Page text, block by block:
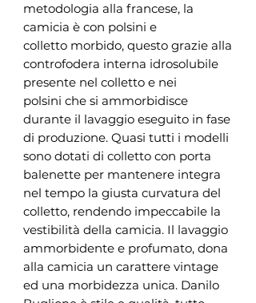
metodologia alla francese, la
camicia è con polsini e
colletto morbido, questo grazie alla
controfodera interna idrosolubile
presente nel colletto e nei
polsini che si ammorbidisce
durante il lavaggio eseguito in fase
di produzione. Quasi tutti i modelli
sono dotati di colletto con porta
balenette per mantenere integra
nel tempo la giusta curvatura del
colletto, rendendo impeccabile la
vestibilità della camicia. Il lavaggio
ammorbidente e profumato, dona
alla camicia un carattere vintage
ed una morbidezza unica. Danilo